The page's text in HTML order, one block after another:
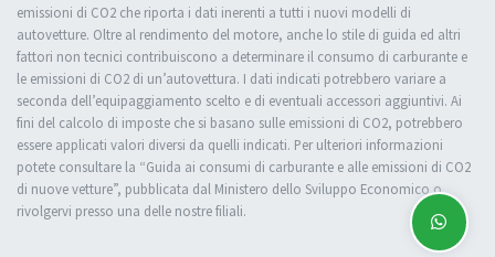
emissioni di CO2 che riporta i dati inerenti a tutti i nuovi modelli di
autovetture. Oltre al rendimento del motore, anche lo stile di guida ed altri
fattori non tecnici contribuiscono a determinare il consumo di carburante e
le emissioni di CO2 di un’autovettura. I dati indicati potrebbero variare a
seconda dell’equipaggiamento scelto e di eventuali accessori aggiuntivi. Ai
fini del calcolo di imposte che si basano sulle emissioni di CO2, potrebbero
essere applicati valori diversi da quelli indicati. Per ulteriori informazioni
potete consultare la “Guida ai consumi di carburante e alle emissioni di CO2
di nuove vetture”, pubblicata dal Ministero dello Sviluppo Economico o
rivolgervi presso una delle nostre filiali.